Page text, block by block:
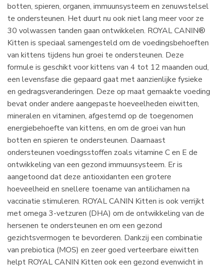
botten, spieren, organen, immuunsysteem en zenuwstelsel
te ondersteunen. Het duurt nu ook niet lang meer voor ze
30 volwassen tanden gaan ontwikkelen. ROYAL CANIN®
Kitten is speciaal samengesteld om de voedingsbehoeften
van kittens tijdens hun groei te ondersteunen. Deze
formule is geschikt voor kittens van 4 tot 12 maanden oud,
een levensfase die gepaard gaat met aanzienlijke fysieke
en gedragsveranderingen. Deze op maat gemaakte voeding
bevat onder andere aangepaste hoeveelheden eiwitten,
mineralen en vitaminen, afgestemd op de toegenomen
energiebehoefte van kittens, en om de groei van hun
botten en spieren te ondersteunen. Daarnaast
ondersteunen voedingsstoffen zoals vitamine C en E de
ontwikkeling van een gezond immuunsysteem. Er is
aangetoond dat deze antioxidanten een grotere
hoeveelheid en snellere toename van antilichamen na
vaccinatie stimuleren. ROYAL CANIN Kitten is ook verrijkt
met omega 3-vetzuren (DHA) om de ontwikkeling van de
hersenen te ondersteunen en om een gezond
gezichtsvermogen te bevorderen. Dankzij een combinatie
van prebiotica (MOS) en zeer goed verteerbare eiwitten
helpt ROYAL CANIN Kitten ook een gezond evenwicht in